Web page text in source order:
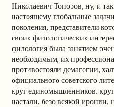
Николаевич Топоров, ну, и
настоящему глобальные
поколения, представители
своих филологических
филология была занятием
необходимым, их
противостояли демагогии,
официального советского
круг единомышленников,
настали, безо всякой